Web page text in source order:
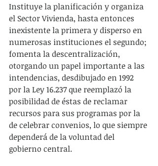
Instituye la planificación y organiza
el Sector Vivienda, hasta entonces
inexistente la primera y disperso en
numerosas instituciones el segundo;
fomenta la descentralización,
otorgando un papel importante a las
intendencias, desdibujado en 1992
por la Ley 16.237 que reemplazó la
posibilidad de éstas de reclamar
recursos para sus programas por la
de celebrar convenios, lo que siempre
dependerá de la voluntad del
gobierno central.